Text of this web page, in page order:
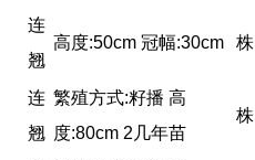
连
翘
高度:50cm 冠幅:30cm 株
连
翘
繁殖方式:籽播 高
度:80cm 2几年苗
株